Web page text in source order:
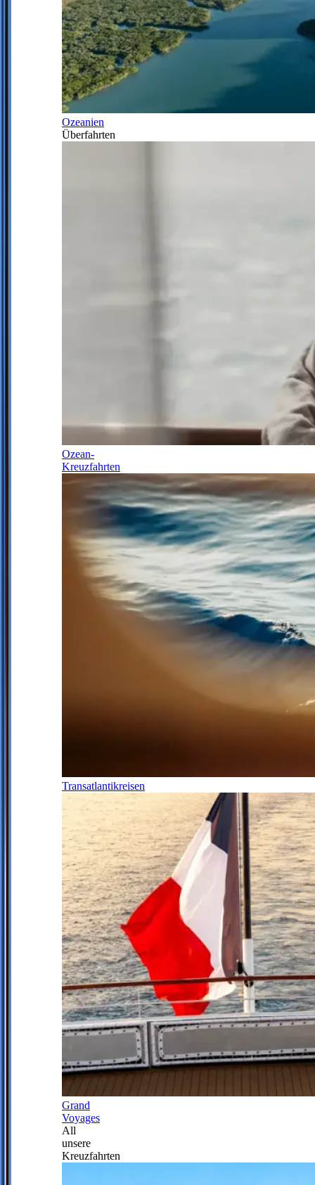
Ozeanien
Überfahrten
Ozean-
Kreuzfahrten
Transatlantikreisen
Grand
Voyages
All
unsere
Kreuzfahrten